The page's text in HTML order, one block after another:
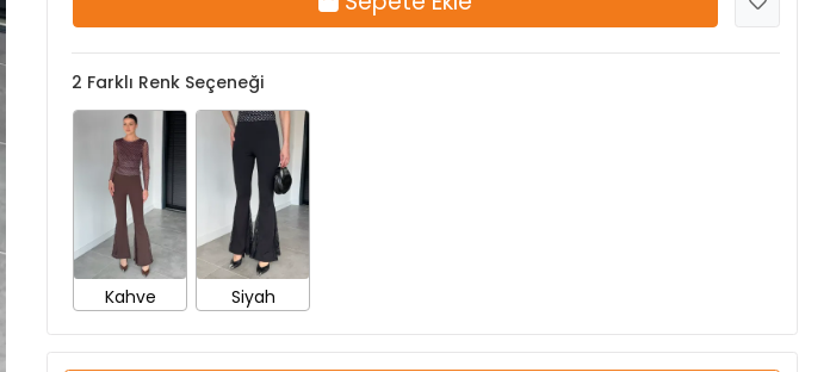
2Farklı Renk Seçeneği
Kahve Siyah
Koleksiyona Ekle